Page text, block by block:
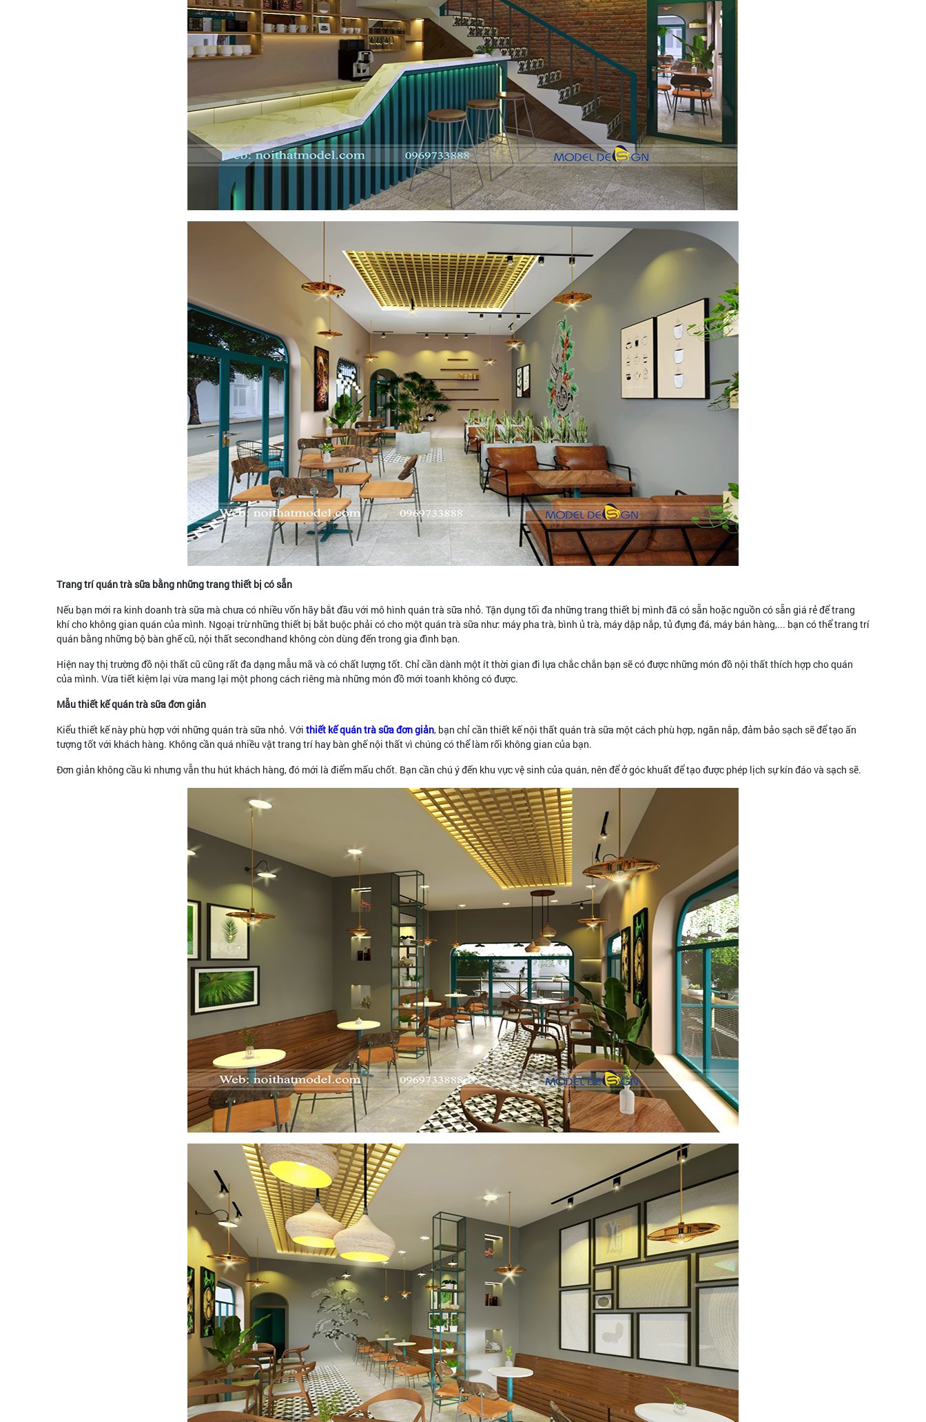
Trang trí quán trà sữa bằng những trang thiết bị có sẵn
Nếu bạn mới ra kinh doanh trà sữa mà chưa có nhiều vốn hãy bắt đầu với mô hình quán trà sữa nhỏ. Tận dụng tối đa những trang thiết bị mình đã có sẵn hoặc nguồn có sẵn giá rẻ để trang
khí cho không gian quán của mình. Ngoại trừ những thiết bị bắt buộc phải có cho một quán trà sữa như: máy pha trà, bình ủ trà, máy dập nắp, tủ đựng đá, máy bán hàng,... bạn có thể trang trí
quán bằng những bộ bàn ghế cũ, nội thất secondhand không còn dùng đến trong gia đình bạn.
Hiện nay thị trường đồ nội thất cũ cũng rất đa dạng mẫu mã và có chất lượng tốt. Chỉ cần dành một ít thời gian đi lựa chắc chắn bạn sẽ có được những món đồ nội thất thích hợp cho quán
của mình. Vừa tiết kiệm lại vừa mang lại một phong cách riêng mà những món đồ mới toanh không có được.
Mẫu thiết kế quán trà sữa đơn giản
Kiểu thiết kế này phù hợp với những quán trà sữa nhỏ. Với thiết kế quán trà sữa đơn giản, bạn chỉ cần thiết kế nội thất quán trà sữa một cách phù hợp, ngăn nắp, đảm bảo sạch sẽ để tạo ấn
tượng tốt với khách hàng. Không cần quá nhiều vật trang trí hay bàn ghế nội thất vì chúng có thể làm rối không gian của bạn.
Đơn giản không cầu kì nhưng vẫn thu hút khách hàng, đó mới là điểm mấu chốt. Bạn cần chú ý đến khu vực vệ sinh của quán, nên để ở góc khuất để tạo được phép lịch sự kín đáo và sạch sẽ.